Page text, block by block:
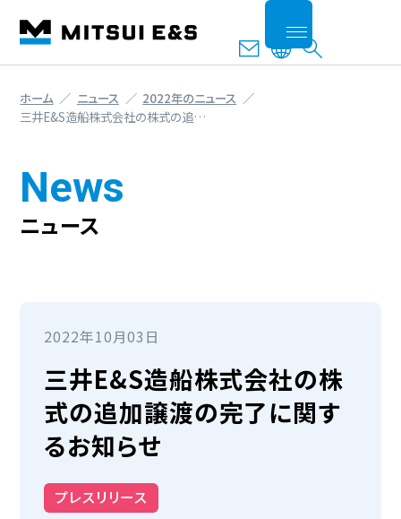
ホーム ニュース
2022年のニュース
三井E&S造船株式会社の株式の追…
News
ニュース
2022年10月03日
三井E&S造船株式会社の株
式の追加譲渡の完了に関す
るお知らせ
プレスリリース